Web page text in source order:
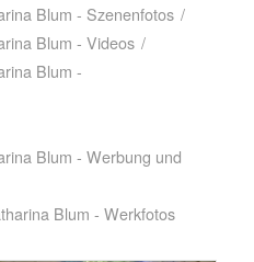
Blum - Szenenfotos /
Blum - Videos /
Blum -
Blum - Werbung und
Blum - Werkfotos